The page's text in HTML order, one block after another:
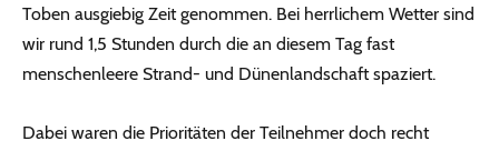
Toben ausgiebig Zeit genommen. Bei herrlichem Wetter sind
wir rund 1,5 Stunden durch die an diesem Tag fast
menschenleere Strand- und Dünenlandschaft spaziert.
Dabei waren die Prioritäten der Teilnehmer doch recht